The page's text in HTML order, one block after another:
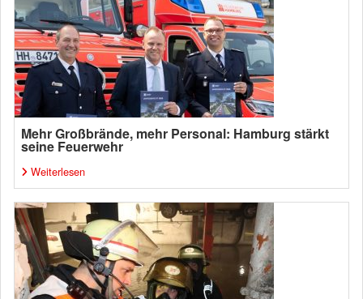
Mehr Großbrände, mehr Personal: Hamburg stärkt
seine Feuerwehr
Weiterlesen